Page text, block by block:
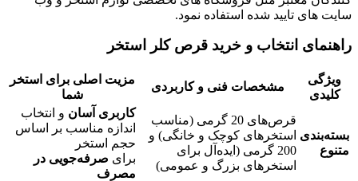
سایت‌ های تایید شده استفاده نمود.
راهنمای انتخاب و خرید قرص کلر استخر
ویژگی
کلیدی
مشخصات فنی و کاربردی
مزیت اصلی برای استخر
شما
بسته‌بندی
متنوع
قرص‌های 20 گرمی (مناسب
استخرهای کوچک و خانگی) و
200 گرمی (ایده‌آل برای
استخرهای بزرگ و عمومی)
کاربری آسان و انتخاب
اندازه مناسب بر اساس
حجم استخر
برای صرفه‌جویی در
مصرف